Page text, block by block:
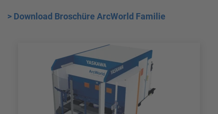
> Download Broschüre ArcWorld Familie